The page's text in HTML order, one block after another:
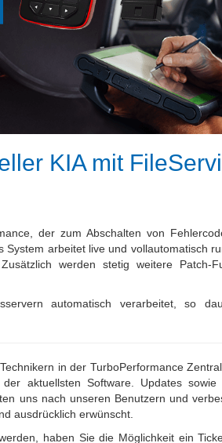
KIA mit
der zum Abschalten von
arbeitet live und vollautomatisch
werden stetig weitere Patch-
automatisch verarbeitet, so
in der TurboPerformance
aktuellsten Software. Updates sowie
uns nach unseren Benutzern und
ausdrücklich erwünscht.
haben Sie die Möglichkeit ein